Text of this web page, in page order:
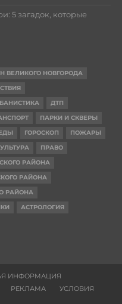
5 загадок, которые
ВЕЛИКОГО НОВГОРОДА
ДТП
ПАРКИ И СКВЕРЫ
ГОРОСКОП
ПОЖАРЫ
ПРАВО
РАЙОНА
РАЙОНА
РАЙОНА
АСТРОЛОГИЯ
ИНФОРМАЦИЯ
РЕКЛАМА УСЛОВИЯ